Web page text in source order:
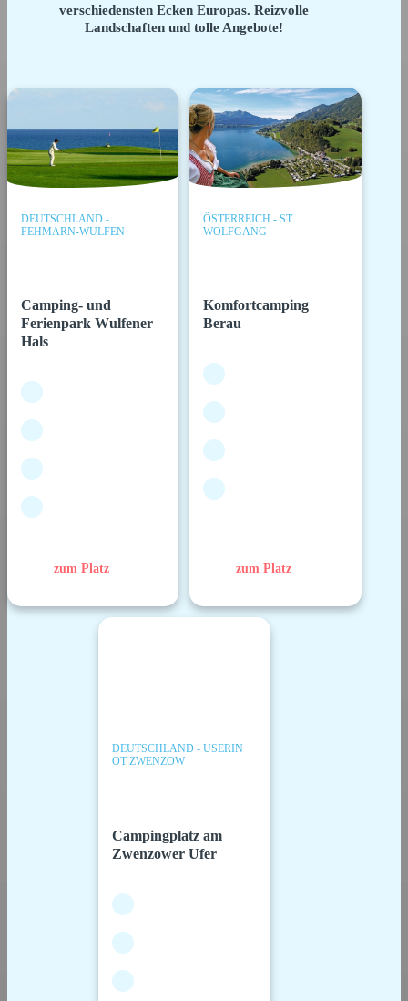
verschiedensten Ecken Europas. Reizvolle
Landschaften und tolle Angebote!
DEUTSCHLAND -
FEHMARN-WULFEN
Camping- und
Ferienpark Wulfener
Hals
zum Platz
ÖSTERREICH - ST.
WOLFGANG
Komfortcamping
Berau
zum Platz
DEUTSCHLAND - USERIN
OT ZWENZOW
Campingplatz am
Zwenzower Ufer